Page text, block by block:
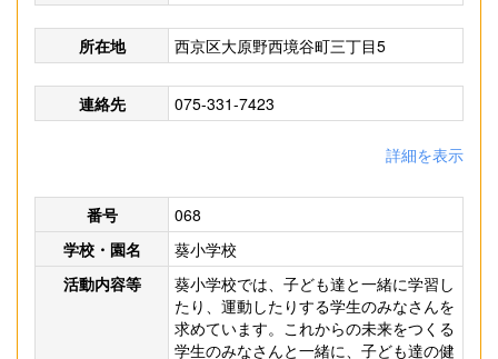
所在地 西京区大原野西境谷町三丁目5
連絡先 075-331-7423
詳細を表示
番号
068
学校・園名
葵小学校
活動内容等
葵小学校では、子ども達と一緒に学習し
たり、運動したりする学生のみなさんを
求めています。これからの未来をつくる
学生のみなさんと一緒に、子ども達の健